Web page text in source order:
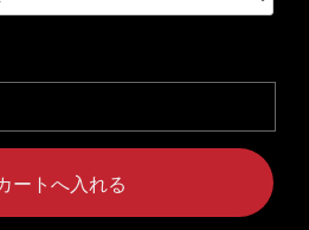
ートへ入れる